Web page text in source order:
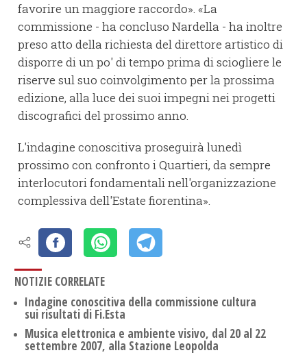
favorire un maggiore raccordo». «La
commissione - ha concluso Nardella - ha inoltre
preso atto della richiesta del direttore artistico di
disporre di un po' di tempo prima di sciogliere le
riserve sul suo coinvolgimento per la prossima
edizione, alla luce dei suoi impegni nei progetti
discografici del prossimo anno.
L'indagine conoscitiva proseguirà lunedì
prossimo con confronto i Quartieri, da sempre
interlocutori fondamentali nell'organizzazione
complessiva dell'Estate fiorentina».
NOTIZIE CORRELATE
Indagine conoscitiva della commissione cultura
sui risultati di Fi.Esta
Musica elettronica e ambiente visivo, dal 20 al 22
settembre 2007, alla Stazione Leopolda